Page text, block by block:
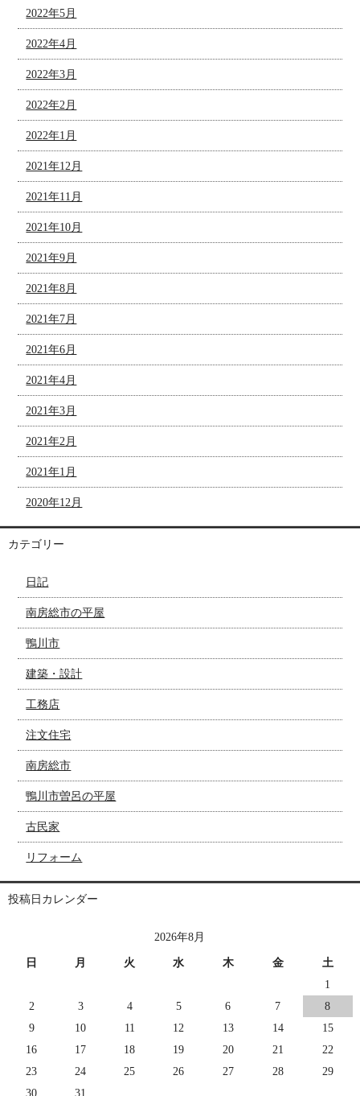
2022年5月
2022年4月
2022年3月
2022年2月
2022年1月
2021年12月
2021年11月
2021年10月
2021年9月
2021年8月
2021年7月
2021年6月
2021年4月
2021年3月
2021年2月
2021年1月
2020年12月
カテゴリー
日記
南房総市の平屋
鴨川市
建築・設計
工務店
注文住宅
南房総市
鴨川市曽呂の平屋
古民家
リフォーム
投稿日カレンダー
2026年8月
日 月 火 水 木 金
土
1
2
3 4 5 6 7
8
9
10 11 12 13 14
15
16
17 18 19 20 21
22
23
24 25 26 27 28
29
30
31